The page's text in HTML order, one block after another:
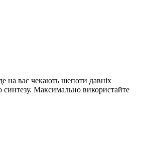
на вас чекають шепоти давніх
синтезу. Максимально використайте